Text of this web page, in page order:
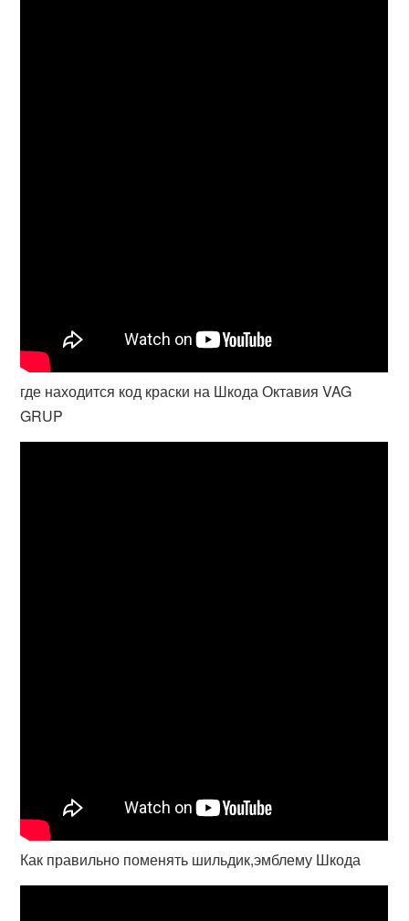
где находится код краски на Шкода Октавия VAG
GRUP
Как правильно поменять шильдик,эмблему Шкода